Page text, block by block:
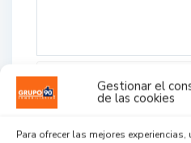
Gestionar el
de las cookies
Para ofrecer las mejores